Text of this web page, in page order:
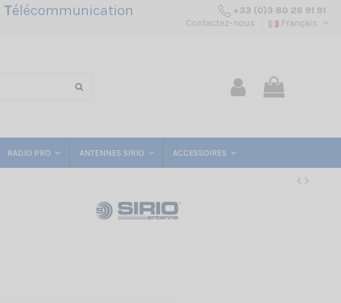
Télécommunication
+33 (0)3 80 26 91 91
Contactez-nous
Français
RADIO PRO ANTENNES SIRIO ACCESSOIRES